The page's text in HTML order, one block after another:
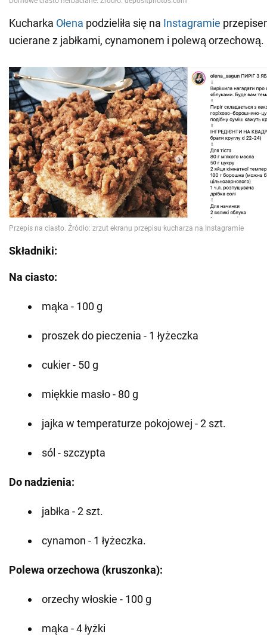
Kucharka Ołena podzieliła się na Instagramie
ucierane z jabłkami, cynamonem i polewą orzechową.
Składniki:
Na ciasto:
mąka - 100 g
proszek do pieczenia - 1 łyżeczka
cukier - 50 g
miękkie masło - 80 g
jajka w temperaturze pokojowej - 2 szt.
sól - szczypta
Do nadzienia:
jabłka - 2 szt.
cynamon - 1 łyżeczka.
Polewa orzechowa (kruszonka):
orzechy włoskie - 100 g
mąka - 4 łyżki